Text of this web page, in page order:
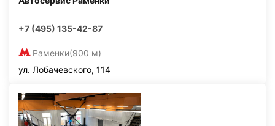
+7 (495) 135-42-87
Раменки(900 м)
ул. Лобачевского, 114